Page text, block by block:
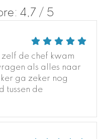
4,7 / 5
de chef kwam
als alles naar
ga zeker nog
tussen de